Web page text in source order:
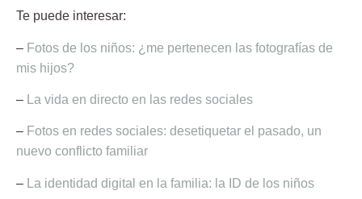
Te puede interesar:
– Fotos de los niños: ¿me pertenecen las fotografías de
mis hijos?
– La vida en directo en las redes sociales
– Fotos en redes sociales: desetiquetar el pasado, un
nuevo conflicto familiar
– La identidad digital en la familia: la ID de los niños